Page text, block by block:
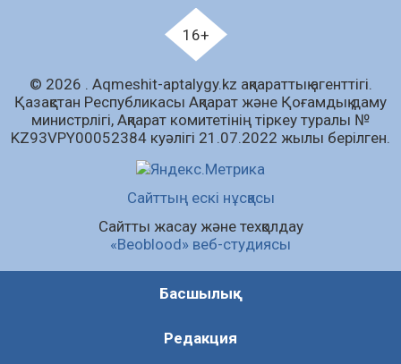
Қазгидромет тамызда кей өңірлерде
құрғақшылық қаупі жоғары екенін болжады
Алғашқы цифрлық жасанды интеллект
құралдарының таныстырылымы өтті
05.08.2026 100 0
«Қайрат» Чемпиондар лигасының іріктеуінде
Барлық жаңалық
16+
© 2026 . Аqmeshit-aptalygy.kz ақпараттық агенттігі.
Қазақстан Республикасы Ақпарат және Қоғамдық даму
министрлігі, Ақпарат комитетінің тіркеу туралы №
KZ93VPY00052384 куәлігі 21.07.2022 жылы берілген.
Сайттың ескі нұсқасы
Сайтты жасау және техқолдау
«Beoblood» веб-студиясы
Басшылық
Редакция